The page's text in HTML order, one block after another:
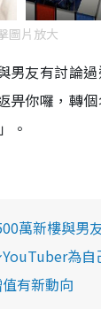
圖片放大
友有討論
你囉，轉
。
萬新樓與男
為自
有新動向